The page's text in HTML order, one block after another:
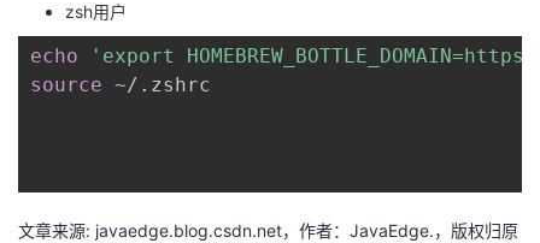
开
发
Programs
的
zsh用户
echo
'export
source ~/.zshrc
文章来源: javaedge.blog.csdn.net，作者：JavaEdge.，版权归原